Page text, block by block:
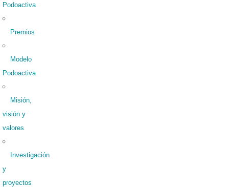
Podoactiva
Premios
Modelo
Podoactiva
Misión,
visión y
valores
Investigación
y
proyectos